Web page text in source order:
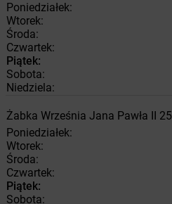
Poniedziałek:
Wtorek:
Środa:
Czwartek:
Piątek:
Sobota:
Niedziela:
Żabka Września Jana Pawła II 25
Poniedziałek:
Wtorek:
Środa:
Czwartek:
Piątek:
Sobota: